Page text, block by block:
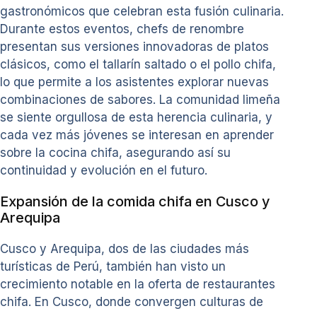
gastronómicos que celebran esta fusión culinaria.
Durante estos eventos, chefs de renombre
presentan sus versiones innovadoras de platos
clásicos, como el tallarín saltado o el pollo chifa,
lo que permite a los asistentes explorar nuevas
combinaciones de sabores. La comunidad limeña
se siente orgullosa de esta herencia culinaria, y
cada vez más jóvenes se interesan en aprender
sobre la cocina chifa, asegurando así su
continuidad y evolución en el futuro.
Expansión de la comida chifa en Cusco y
Arequipa
Cusco y Arequipa, dos de las ciudades más
turísticas de Perú, también han visto un
crecimiento notable en la oferta de restaurantes
chifa. En Cusco, donde convergen culturas de